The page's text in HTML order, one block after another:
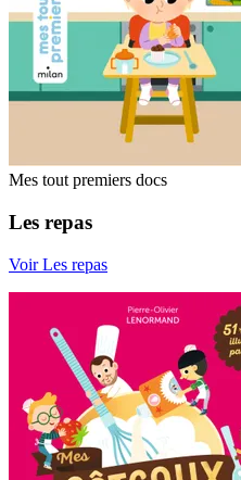
Mes tout premiers docs
Les repas
Voir Les repas